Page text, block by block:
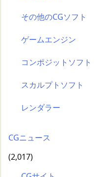
その他のCGソフト
ゲームエンジン
コンポジットソフト
スカルプトソフト
レンダラー
CGニュース
(2,017)